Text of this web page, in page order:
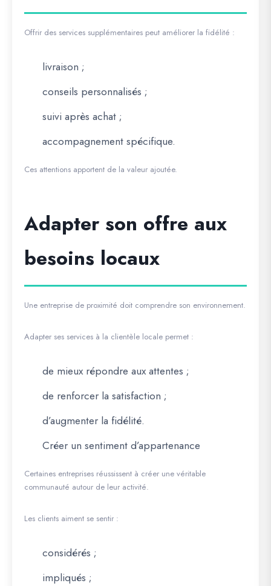
Offrir des services supplémentaires peut améliorer la fidélité :
livraison ;
conseils personnalisés ;
suivi après achat ;
accompagnement spécifique.
Ces attentions apportent de la valeur ajoutée.
Adapter son offre aux
besoins locaux
Une entreprise de proximité doit comprendre son environnement.
Adapter ses services à la clientèle locale permet :
de mieux répondre aux attentes ;
de renforcer la satisfaction ;
d’augmenter la fidélité.
Créer un sentiment d’appartenance
Certaines entreprises réussissent à créer une véritable
communauté autour de leur activité.
Les clients aiment se sentir :
considérés ;
impliqués ;